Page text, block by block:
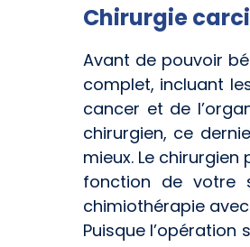
Chirurgie
Avant de pouvoir
complet, incluant
cancer et de
chirurgien, ce
mieux. Le
fonction de votre
chimiothérapie
Puisque